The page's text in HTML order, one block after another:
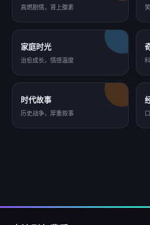
高燃剧情，肾上腺素
家庭时光
治愈成长，情感温度
时代故事
历史战争，厚重叙事